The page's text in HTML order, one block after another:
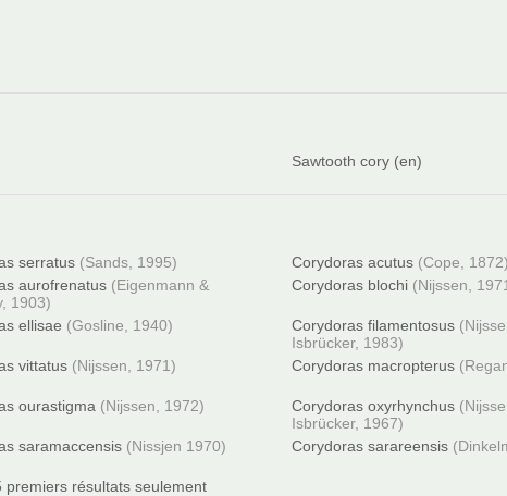
Sawtooth cory (en)
serratus (Sands, 1995) Corydoras acutus (Cope, 1872)
aurofrenatus (Eigenmann &
1903)
Corydoras blochi (Nijssen,
ellisae (Gosline, 1940) Corydoras filamentosus
Isbrücker, 1983)
vittatus (Nijssen, 1971) Corydoras macropterus
ourastigma (Nijssen, 1972) Corydoras oxyrhynchus
Isbrücker, 1967)
saramaccensis (Nissjen 1970) Corydoras sarareensis
premiers résultats seulement